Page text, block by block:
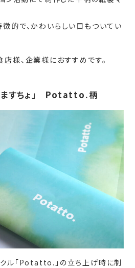
的で、かわいらしい目もついてい
様、企業様におすすめです。
ますちょ」 Potatto.柄
ル「Potatto.」の立ち上げ時に制